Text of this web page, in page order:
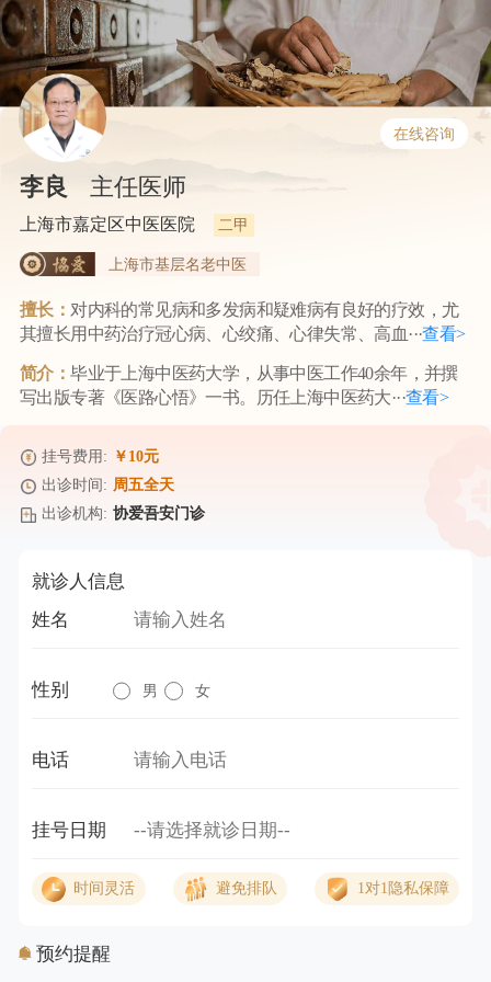
在线咨询
李良 主任医师
上海市嘉定区中医医院 二甲
上海市基层名老中医
擅长： 对内科的常见病和多发病和疑难病有良好的疗效，尤
其擅长用中药治疗冠心病、心绞痛、心律失常、高血···查看>
简介：毕业于上海中医药大学，从事中医工作40余年，并撰
写出版专著《医路心悟》一书。历任上海中医药大···查看>
挂号费用: ￥10元
出诊时间: 周五全天
出诊机构: 协爱吾安门诊
就诊人信息
姓名
性别 男 女
电话
挂号日期
时间灵活 避免排队 1对1隐私保障
预约提醒